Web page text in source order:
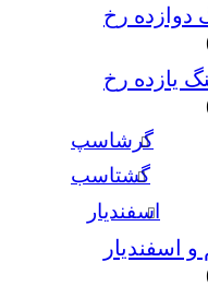
دوازده رخ
یازده رخ
گرشاسپ
گشتاسب
اسفندیار
اسفندیار